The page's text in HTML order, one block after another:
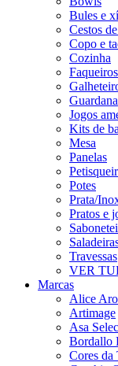
Bules e
Cestos
Copo e
Cozinha
Faqueiros
Jogos
Kits de
Mesa
Panelas
Potes
Prata/
Pratos e
Travessas
VER
Marcas
Alice
Artimage
Asa
Bordallo
Cores da